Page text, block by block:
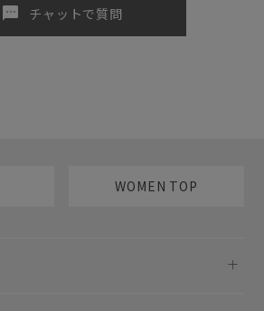
sms チャットで質問
WOMEN TOP